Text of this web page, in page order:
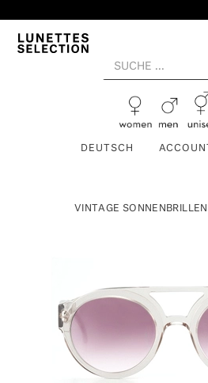
DEUTSCH
VINTAGE SONNENBRILLEN